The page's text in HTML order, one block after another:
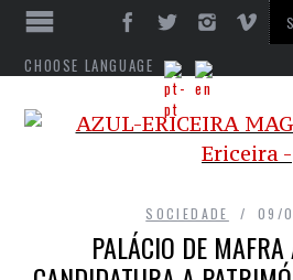
CHOOSE LANGUAGE
SOCIEDADE 09/
PALÁCIO DE